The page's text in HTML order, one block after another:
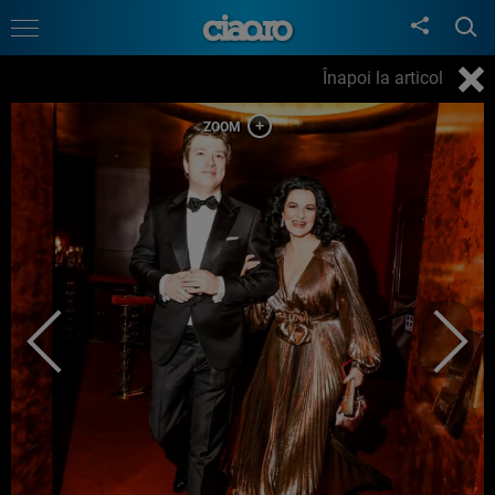
Înapoi la articol